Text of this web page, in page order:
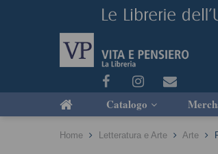
Catalogo
Home Letteratura e Arte Arte